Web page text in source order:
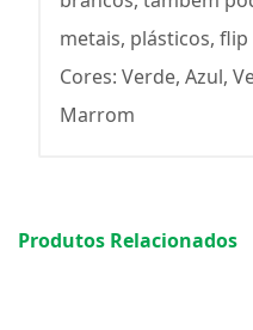
metais, plásticos,
Cores: Verde, Azul,
Marrom
Produtos Relacionados